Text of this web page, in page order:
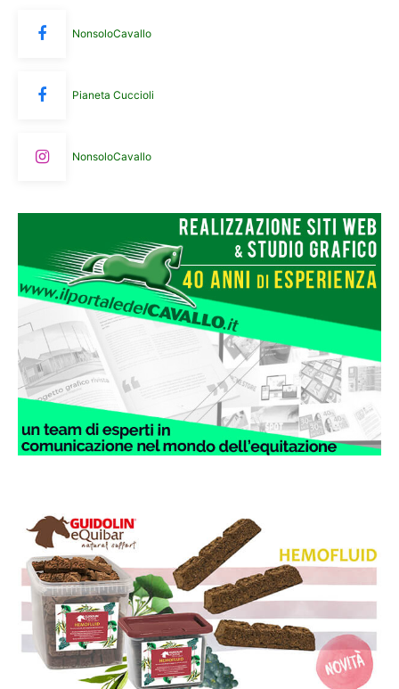
NonsoloCavallo
Pianeta Cuccioli
NonsoloCavallo